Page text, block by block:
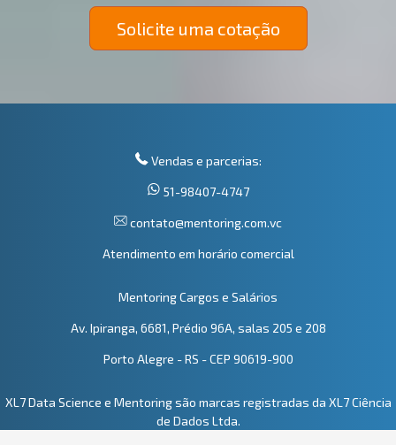
Solicite uma cotação
Vendas e parcerias:
51-98407-4747
contato@mentoring.com.vc
Atendimento em horário comercial
Mentoring Cargos e Salários
Av. Ipiranga, 6681, Prédio 96A, salas 205 e 208
Porto Alegre - RS - CEP 90619-900
XL7 Data Science e Mentoring são marcas registradas da XL7 Ciência
de Dados Ltda.